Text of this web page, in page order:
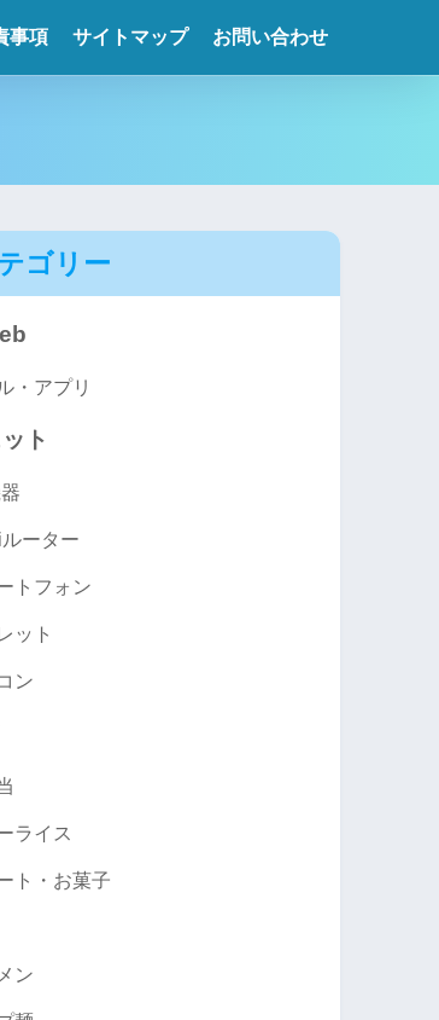
事項 サイトマップ お問い合わせ
ゴリー
・アプリ
ト
ーター
トフォン
ット
ン
ライス
ト・お菓子
ン